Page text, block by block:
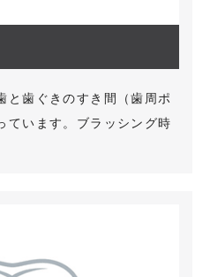
と歯ぐきのすき間（歯周ポ
ています。ブラッシング時